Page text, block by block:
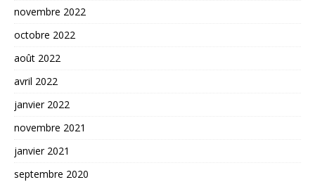
novembre 2022
octobre 2022
août 2022
avril 2022
janvier 2022
novembre 2021
janvier 2021
septembre 2020